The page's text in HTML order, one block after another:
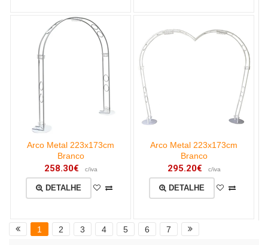
Arco Metal 223x173cm
Branco
258.30€ c/iva
DETALHE
Arco Metal 223x173cm
Branco
295.20€ c/iva
DETALHE
1 2 3 4 5 6 7